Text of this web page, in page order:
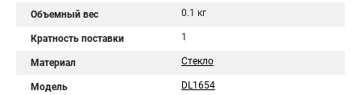
Объемный вес 0.1 кг
Кратность поставки 1
Материал Стекло
Модель DL1654